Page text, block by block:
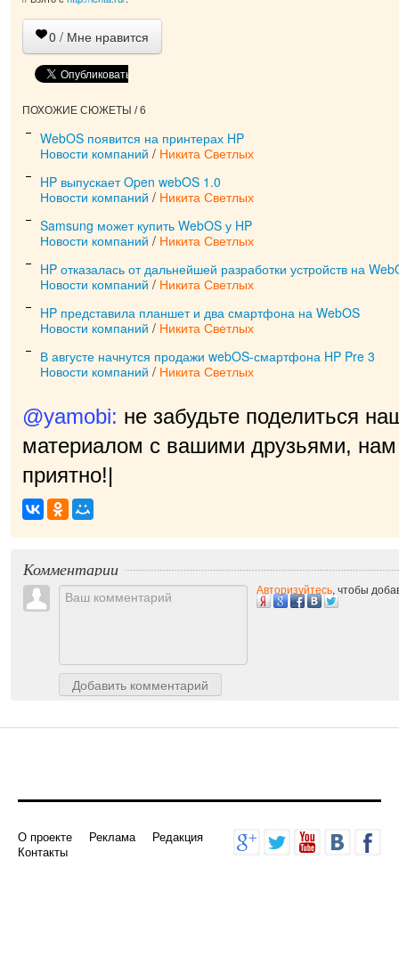
0 / Мне нравится
ПОХОЖИЕ СЮЖЕТЫ / 6
WebOS появится на принтерах HP
Новости компаний / Никита Светлых
HP выпускает Open webOS 1.0
Новости компаний / Никита Светлых
Samsung может купить WebOS у HP
Новости компаний / Никита Светлых
HP отказалась от дальнейшей разработки устройств на
Новости компаний / Никита Светлых
HP представила планшет и два смартфона на WebOS
Новости компаний / Никита Светлых
В августе начнутся продажи webOS-смартфона HP Pre 3
Новости компаний / Никита Светлых
@yamobi: не забудьте поделиться
материалом с вашими друзьями, нам
приятно!|
Комментарии
Добавить комментарий
Авторизуйтесь, чтобы
О проекте Реклама
Редакция
Контакты